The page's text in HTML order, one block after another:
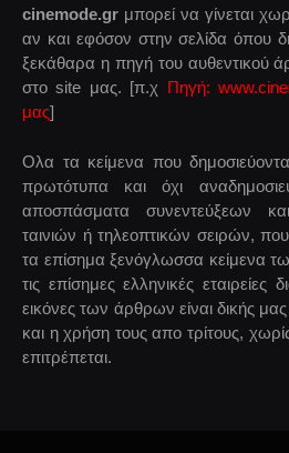
cinemode.gr μπορεί να γίνεται
αν και εφόσον στην σελίδα όπου
ξεκάθαρα η πηγή του αυθεντικού
στο site μας. [π.χ Πηγή:
μας]
Ολα τα κείμενα που
πρωτότυπα και όχι
αποσπάσματα συνεντεύξεων
ταινιών ή τηλεοπτικών σειρών,
τα επίσημα ξενόγλωσσα κείμενα
τις επίσημες ελληνικές
εικόνες των άρθρων είναι δικής
και η χρήση τους απο τρίτους,
επιτρέπεται.